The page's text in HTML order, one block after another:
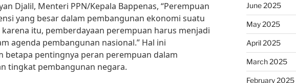
Djalil, Menteri PPN/Kepala Bappenas, “Perempuan
yang besar dalam pembangunan ekonomi suatu
karena itu, pemberdayaan perempuan harus menjadi
agenda pembangunan nasional.” Hal ini
betapa pentingnya peran perempuan dalam
tingkat pembangunan negara.
June 2025
May 2025
April 2025
March 2025
February 2025